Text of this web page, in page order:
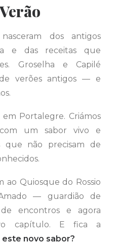
dos antigos
e das receitas que
Groselha e Capilé
verões antigos — e
Portalegre. Criámos
um sabor vivo e
que não precisam de
ao Quiosque do Rossio
— guardião de
encontros e agora
capítulo. E fica a
este novo sabor?